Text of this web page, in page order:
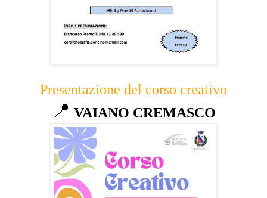
Presentazione del corso creativo
📍 VAIANO CREMASCO